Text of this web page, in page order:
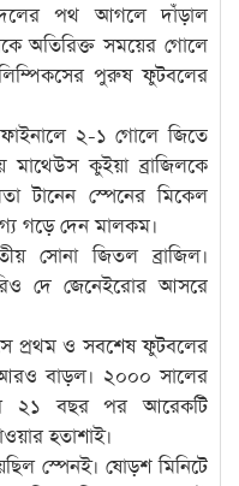
পথ আগলে দাঁড়াল
অতিরিক্ত সময়ের গোলে
পুরুষ ফুটবলের
ফাইনালে ২-১ গোলে জিতে
মাথেউস কুইয়া ব্রাজিলকে
টানেন স্পেনের মিকেল
গড়ে দেন মালকম।
সোনা জিতল ব্রাজিল।
দে জেনেইরোর আসরে
প্রথম ও সবশেষ ফুটবলের
বাড়ল। ২০০০ সালের
২১ বছর পর আরেকটি
হতাশাই।
স্পেনই। ষোড়শ মিনিটে